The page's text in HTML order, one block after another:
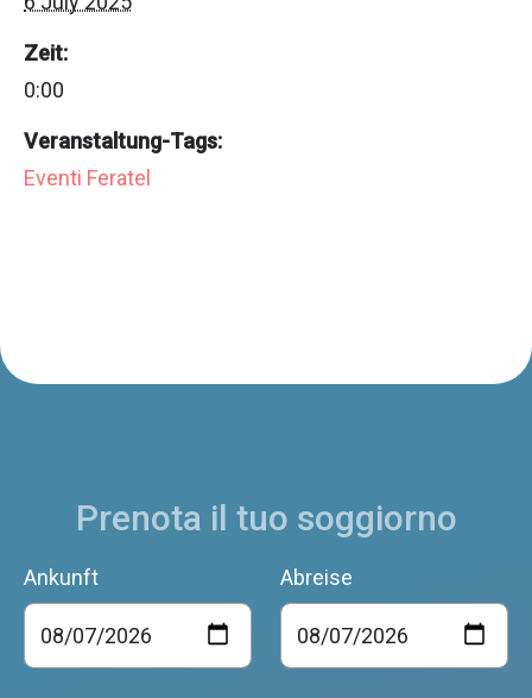
Zeit:
0:00
Veranstaltung-Tags:
Eventi Feratel
Prenota il tuo soggiorno
Ankunft Abreise